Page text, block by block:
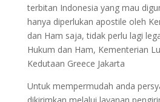
terbitan Indonesia yang mau
hanya diperlukan apostile oleh
dan Ham saja, tidak perlu lagi
Hukum dan Ham, Kementerian
Kedutaan Greece Jakarta
Untuk mempermudah anda